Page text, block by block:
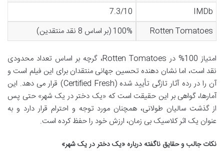
IMDb
7.3/10
Rotten Tomatoes
100% (بر اساس 8 نقد منتقدین)
امتیاز 100% در Rotten Tomatoes، گرچه بر اساس تعداد محدودی
نقد است، اما نشان دهنده تحسین جهانی منتقدان برای این فیلم است و
آن را در رده آثار تازگی تأیید شده (Certified Fresh) قرار می دهد. این
آمارها، گواهی بر این حقیقت است که «یک دختر در یک شهر» حتی پس
از گذشت سالیان طولانی، همچنان مورد توجه و احترام قرار دارد و به
عنوان یک اثر کلاسیک بی زمان، ارزش خود را حفظ کرده است.
نکات جالب و حقایق ناگفته درباره «یک دختر در یک شهر»